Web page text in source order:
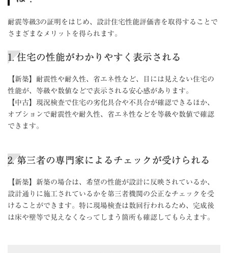
耐震等級3の証明をはじめ、設計住宅性能評価書を取得することで
さまざまなメリットを得られます。
1. 住宅の性能がわかりやすく表示される
【新築】耐震性や耐久性、省エネ性など、目には見えない住宅の
性能が、等級や数値などで表示される安心感があります。
【中古】現況検査で住宅の劣化具合や不具合が確認できるほか、
オプションで耐震性や耐久性、省エネ性などを等級や数値で確認
できます。
2. 第三者の専門家によるチェックが受けられる
【新築】新築の場合は、希望の性能が設計に反映されているか、
設計通りに施工されているかを第三者機関の公正なチェックを受
けることができます。特に現場検査は数回行われるため、完成後
は床や壁等で見えなくなってしまう箇所も確認してもらえます。